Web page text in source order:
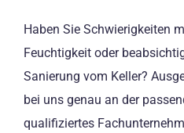
Haben Sie Schwierigkeiten
Feuchtigkeit oder
Sanierung vom Keller?
bei uns genau an der
qualifiziertes